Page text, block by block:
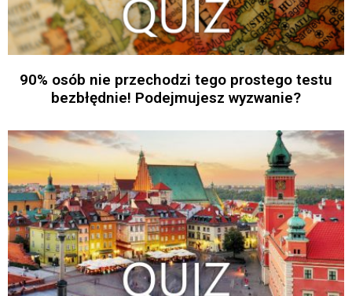
90% osób nie przechodzi tego prostego testu
bezbłędnie! Podejmujesz wyzwanie?